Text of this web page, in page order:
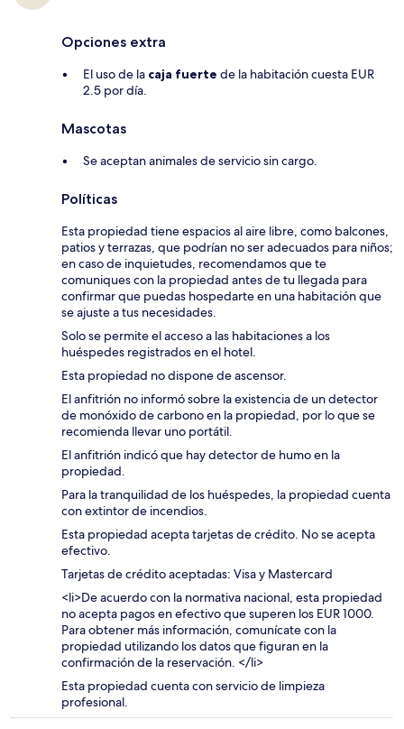
Opciones extra
El uso de la caja fuerte de la habitación cuesta EUR
2.5 por día.
Mascotas
Se aceptan animales de servicio sin cargo.
Políticas
Esta propiedad tiene espacios al aire libre, como balcones,
patios y terrazas, que podrían no ser adecuados para niños;
en caso de inquietudes, recomendamos que te
comuniques con la propiedad antes de tu llegada para
confirmar que puedas hospedarte en una habitación que
se ajuste a tus necesidades.
Solo se permite el acceso a las habitaciones a los
huéspedes registrados en el hotel.
Esta propiedad no dispone de ascensor.
El anfitrión no informó sobre la existencia de un detector
de monóxido de carbono en la propiedad, por lo que se
recomienda llevar uno portátil.
El anfitrión indicó que hay detector de humo en la
propiedad.
Para la tranquilidad de los huéspedes, la propiedad cuenta
con extintor de incendios.
Esta propiedad acepta tarjetas de crédito. No se acepta
efectivo.
Tarjetas de crédito aceptadas: Visa y Mastercard
<li>De acuerdo con la normativa nacional, esta propiedad
no acepta pagos en efectivo que superen los EUR 1000.
Para obtener más información, comunícate con la
propiedad utilizando los datos que figuran en la
confirmación de la reservación. </li>
Esta propiedad cuenta con servicio de limpieza
profesional.